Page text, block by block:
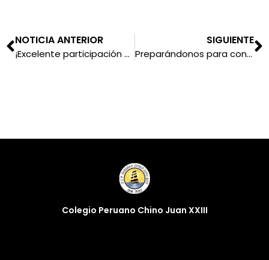
NOTICIA ANTERIOR
¡Excelente participación en la Copa AELU de natación!
SIGUIENTE
Preparándonos para confirmar nuestra fe
Colegio Peruano Chino Juan XXIII